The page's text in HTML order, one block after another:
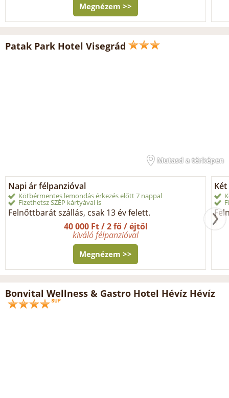
Megnézem >>
Patak Park Hotel Visegrád
Mutasd a térképen
Napi ár félpanzióval
Kötbérmentes lemondás érkezés előtt 7 nappal
Fizethetsz SZÉP kártyával is
Felnőttbarát szállás, csak 13 év felett.
40 000 Ft / 2 fő / éjtől
kiváló félpanzióval
Megnézem >>
Bonvital Wellness & Gastro Hotel Hévíz Hévíz